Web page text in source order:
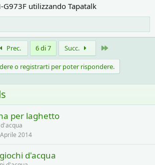
utilizzando Tapatalk
Prec. 6 di 7 Succ.
o registrarti per poter rispondere.
per laghetto
2014
d'acqua